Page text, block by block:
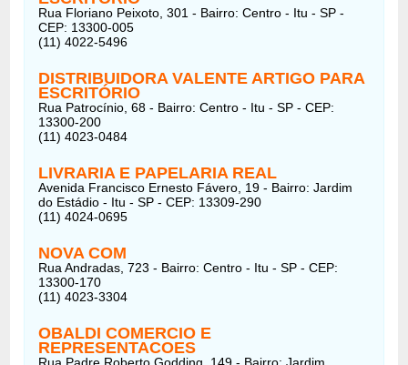
Rua Floriano Peixoto, 301 - Bairro: Centro - Itu - SP -
CEP: 13300-005
(11) 4022-5496
DISTRIBUIDORA VALENTE ARTIGO PARA
ESCRITÓRIO
Rua Patrocínio, 68 - Bairro: Centro - Itu - SP - CEP:
13300-200
(11) 4023-0484
LIVRARIA E PAPELARIA REAL
Avenida Francisco Ernesto Fávero, 19 - Bairro: Jardim
do Estádio - Itu - SP - CEP: 13309-290
(11) 4024-0695
NOVA COM
Rua Andradas, 723 - Bairro: Centro - Itu - SP - CEP:
13300-170
(11) 4023-3304
OBALDI COMERCIO E
REPRESENTACOES
Rua Padre Roberto Godding, 149 - Bairro: Jardim